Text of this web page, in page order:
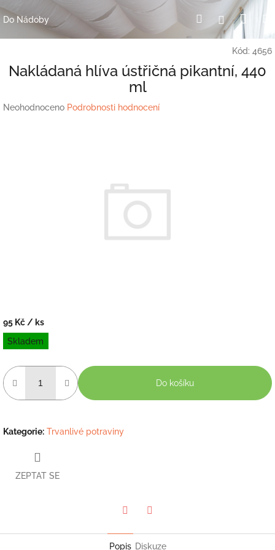
Přejít
naDo Nádoby HledatPřihlášení
Kód: 4656
Nakládaná hlíva ústřičná pikantní, 440
ml
Průměrné
Neohodnoceno Podrobnosti hodnocení
95 Kč / ks
Měrná
cena:
Skladem
Do košíku
Kategorie: Trvanlivé potraviny
ZEPTAT SE
Popis Diskuze